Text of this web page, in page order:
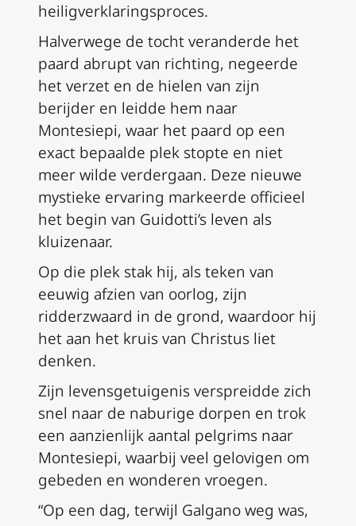
heiligverklaringsproces.
Halverwege de tocht veranderde het
paard abrupt van richting, negeerde
het verzet en de hielen van zijn
berijder en leidde hem naar
Montesiepi, waar het paard op een
exact bepaalde plek stopte en niet
meer wilde verdergaan. Deze nieuwe
mystieke ervaring markeerde officieel
het begin van Guidotti’s leven als
kluizenaar.
Op die plek stak hij, als teken van
eeuwig afzien van oorlog, zijn
ridderzwaard in de grond, waardoor hij
het aan het kruis van Christus liet
denken.
Zijn levensgetuigenis verspreidde zich
snel naar de naburige dorpen en trok
een aanzienlijk aantal pelgrims naar
Montesiepi, waarbij veel gelovigen om
gebeden en wonderen vroegen.
“Op een dag, terwijl Galgano weg was,